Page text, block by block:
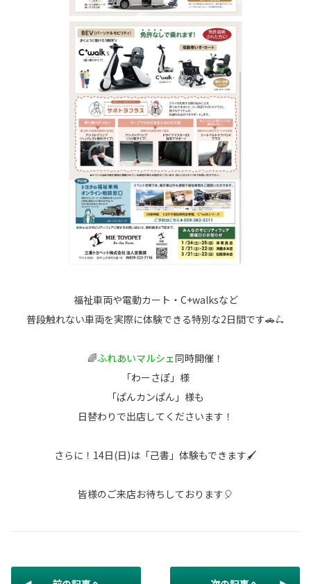
福祉車両や電動カート・C+walksなど
普段触れない車両を実際に体験できる特別な2日間です🚗🛴
🌈ふれあいマルシェ同時開催！
「わーさぽ」様
「ぱんカンぱん」様も
日替わりで出店してくださいます！
さらに！14日(日)は「己書」体験もできます🖌️
皆様のご来店お待ちしております🎈